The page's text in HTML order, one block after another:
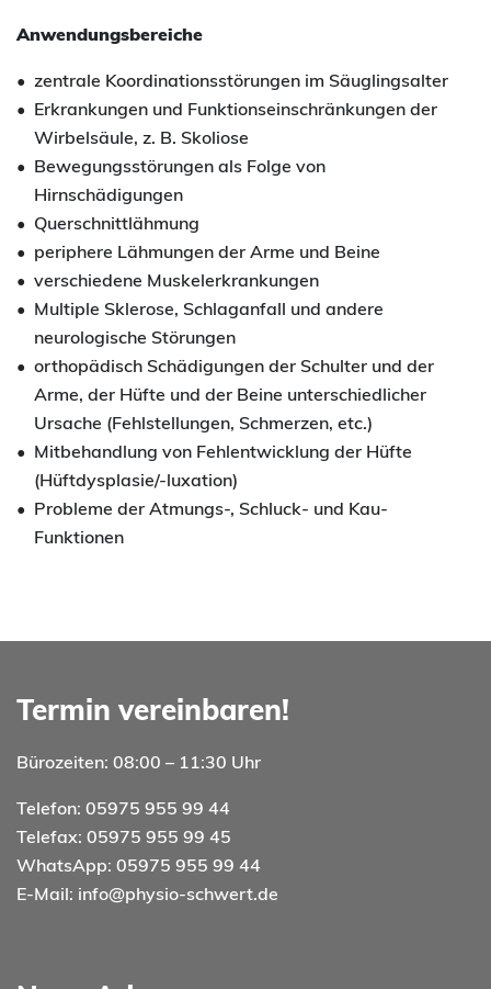
Anwendungsbereiche
zentrale Koordinationsstörungen im Säuglingsalter
Erkrankungen und Funktionseinschränkungen der
Wirbelsäule, z. B. Skoliose
Bewegungsstörungen als Folge von
Hirnschädigungen
Querschnittlähmung
periphere Lähmungen der Arme und Beine
verschiedene Muskelerkrankungen
Multiple Sklerose, Schlaganfall und andere
neurologische Störungen
orthopädisch Schädigungen der Schulter und der
Arme, der Hüfte und der Beine unterschiedlicher
Ursache (Fehlstellungen, Schmerzen, etc.)
Mitbehandlung von Fehlentwicklung der Hüfte
(Hüftdysplasie/-luxation)
Probleme der Atmungs-, Schluck- und Kau-
Funktionen
Termin vereinbaren!
Bürozeiten: 08:00 – 11:30 Uhr
Telefon: 05975 955 99 44
Telefax: 05975 955 99 45
WhatsApp: 05975 955 99 44
E-Mail: info@physio-schwert.de